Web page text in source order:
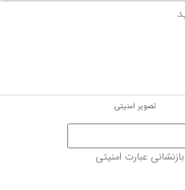
بازنشانی عبارت امنیتی